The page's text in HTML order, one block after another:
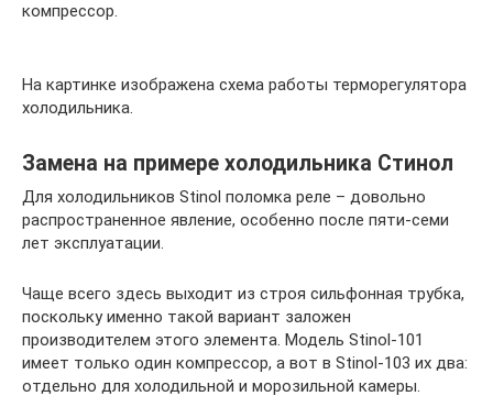
компрессор.
На картинке изображена схема работы терморегулятора
холодильника.
Замена на примере холодильника Стинол
Для холодильников Stinol поломка реле – довольно
распространенное явление, особенно после пяти-семи
лет эксплуатации.
Чаще всего здесь выходит из строя сильфонная трубка,
поскольку именно такой вариант заложен
производителем этого элемента. Модель Stinol-101
имеет только один компрессор, а вот в Stinol-103 их два:
отдельно для холодильной и морозильной камеры.